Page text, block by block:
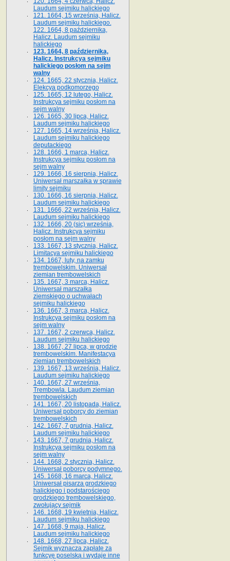
Laudum sejmiku halickiego
121. 1664, 15 września, Halicz.
Laudum sejmiku halickiego.
122. 1664, 8 października,
Halicz. Laudum sejmiku
halickiego
123. 1664, 8 października,
Halicz. Instrukcya sejmiku
halickiego posłom na sejm
walny
124. 1665, 22 stycznia, Halicz.
Elekcya podkomorzego
125. 1665, 12 lutego, Halicz.
Instrukcya sejmiku posłom na
sejm walny
126. 1665, 30 lipca, Halicz.
Laudum sejmiku halickiego
127. 1665, 14 września, Halicz.
Laudum sejmiku halickiego
deputackiego
128. 1666, 1 marca, Halicz.
Instrukcya sejmiku posłom na
sejm walny
129. 1666, 16 sierpnia, Halicz.
Uniwersał marszałka w sprawie
limity sejmiku
130. 1666, 16 sierpnia, Halicz.
Laudum sejmiku halickiego
131. 1666, 22 września, Halicz.
Laudum sejmiku halickiego
132. 1666, 20 (sic) września,
Halicz. Instrukcya sejmiku
posłom na sejm walny
133. 1667, 13 stycznia, Halicz.
Limitacya sejmiku halickiego
134. 1667, luty, na zamku
trembowelskim. Uniwersał
ziemian trembowelskich
135. 1667, 3 marca, Halicz.
Uniwersał marszałka
ziemskiego o uchwałach
sejmiku halickiego
136. 1667, 3 marca, Halicz.
Instrukcya sejmiku posłom na
sejm walny
137. 1667, 2 czerwca, Halicz.
Laudum sejmiku halickiego
138. 1667, 27 lipca, w grodzie
trembowelskim. Manifestacya
ziemian trembowelskich
139. 1667, 13 września, Halicz.
Laudum sejmiku halickiego
140. 1667, 27 września,
Trembowla. Laudum ziemian
trembowelskich
141. 1667, 20 listopada, Halicz.
Uniwersał poborcy do ziemian
trembowelskich
142. 1667, 7 grudnia, Halicz.
Laudum sejmiku halickiego
143. 1667, 7 grudnia, Halicz.
Instrukcya sejmiku posłom na
sejm walny
144. 1668, 2 stycznia, Halicz.
Uniwersał poborcy podymnego.
145. 1668, 16 marca, Halicz.
Uniwersał pisarza grodzkiego
halickiego i podstarościego
grodzkiego trembowelskiego,
zwołujący sejmik
146. 1668, 19 kwietnia, Halicz.
Laudum sejmiku halickiego
147. 1668, 9 maja, Halicz.
Laudum sejmiku halickiego
148. 1668, 27 lipca, Halicz.
Sejmik wyznacza zapłatę za
funkcyę poselską i wydaje inne